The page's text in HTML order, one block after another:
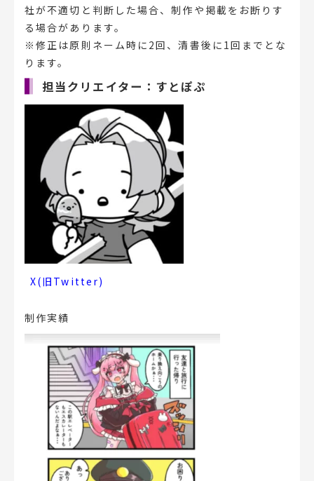
社が不適切と判断した場合、制作や掲載をお断りす
る場合があります。
※修正は原則ネーム時に2回、清書後に1回までとな
ります。
担当クリエイター：すとぽぷ
X(旧Twitter)
制作実績